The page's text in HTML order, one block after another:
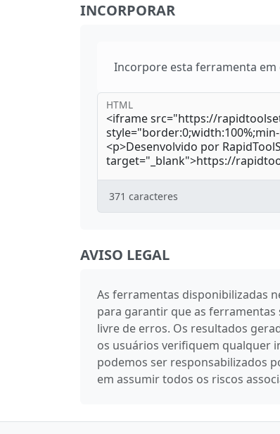
INCORPORAR
Incorpore esta ferramenta
HTML
371 caracteres
AVISO LEGAL
As ferramentas disponibilizadas
para garantir que as ferramentas
livre de erros. Os resultados
os usuários verifiquem qualquer
podemos ser responsabilizados
em assumir todos os riscos